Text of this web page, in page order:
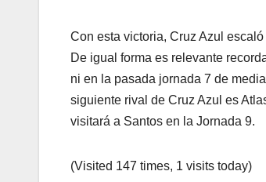
Con esta victoria, Cruz Azul
De igual forma es relevante
ni en la pasada jornada 7 de
siguiente rival de Cruz Azul es
visitará a Santos en la Jornada 9.
(Visited 147 times, 1 visits today)